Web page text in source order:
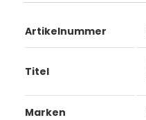
Artikelnummer
Titel
Marken